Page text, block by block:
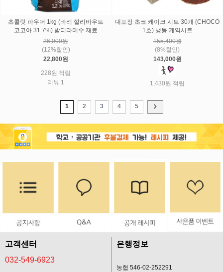
초콜릿 파우더 1kg (바리 깔리바우트
코코아 31.7%) 밤티라미수 재료
26,000원
(12%할인)
22,800원
228원 적립
리뷰 1
대포장 초코 케이크 시트 30개 (CHOCO
1호) 냉동 케익시트
155,400원
(8%할인)
143,000원
1,430원 적립
1 2 3 4 5
고객센터
032-549-6923
은행정보
농협 546-02-252291